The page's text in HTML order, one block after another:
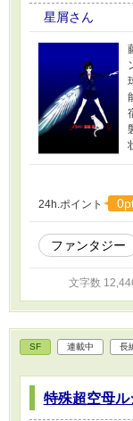
星屑さん
24h.ポイント
ファンタジー
文字数
SF 連載中 長
特殊超空母